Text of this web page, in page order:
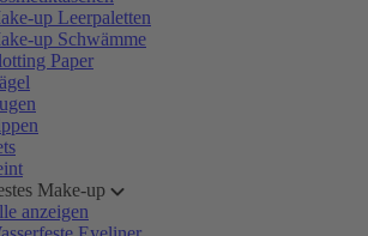
up Leerpaletten
up Schwämme
Paper
Make-up
anzeigen